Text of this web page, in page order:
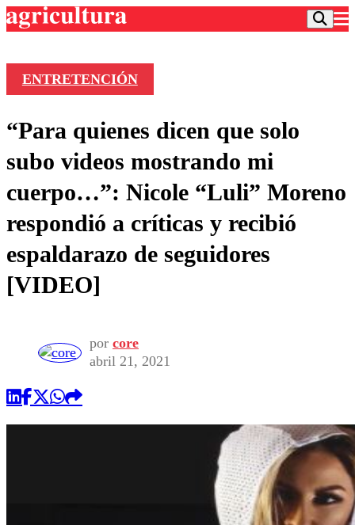
Frecuencias
Agricultura TV
Deportes
Colo Colo
Motor
Otros Deportes
Seleccion Chilena
Torneo Internacional
Torneo Nacional
Universidad de Chile
Entretención
Noticias
Dato Practico
Economía
Internacional
Nacional
Sustentabilidad
Vida Social
Publicaciones en medios
Opinión
Programas
ENTRETENCIÓN
“Para quienes dicen que solo
subo videos mostrando mi
cuerpo…”: Nicole “Luli” Moreno
respondió a críticas y recibió
espaldarazo de seguidores
[VIDEO]
por core
abril 21, 2021